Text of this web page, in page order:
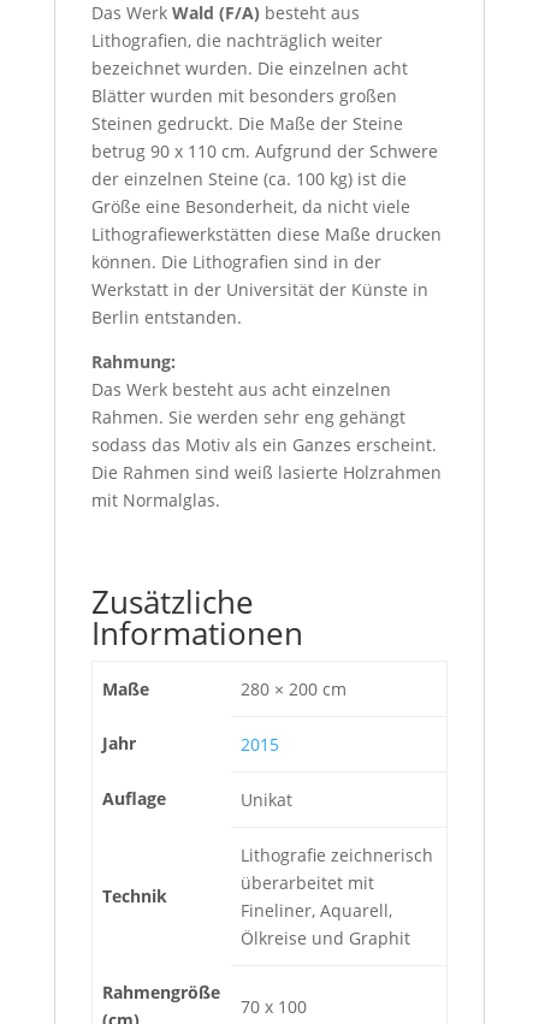
Das Werk Wald (F/A) besteht aus
Lithografien, die nachträglich weiter
bezeichnet wurden. Die einzelnen acht
Blätter wurden mit besonders großen
Steinen gedruckt. Die Maße der Steine
betrug 90 x 110 cm. Aufgrund der Schwere
der einzelnen Steine (ca. 100 kg) ist die
Größe eine Besonderheit, da nicht viele
Lithografiewerkstätten diese Maße drucken
können. Die Lithografien sind in der
Werkstatt in der Universität der Künste in
Berlin entstanden.
Rahmung:
Das Werk besteht aus acht einzelnen
Rahmen. Sie werden sehr eng gehängt
sodass das Motiv als ein Ganzes erscheint.
Die Rahmen sind weiß lasierte Holzrahmen
mit Normalglas.
Zusätzliche
Informationen
Maße 280 × 200 cm
Jahr 2015
Auflage Unikat
Technik
Lithografie zeichnerisch
überarbeitet mit
Fineliner, Aquarell,
Ölkreise und Graphit
Rahmengröße
70 x 100